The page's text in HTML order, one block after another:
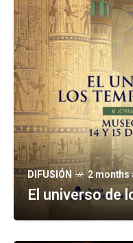
DIFUSIÓN 2 months
El universo de